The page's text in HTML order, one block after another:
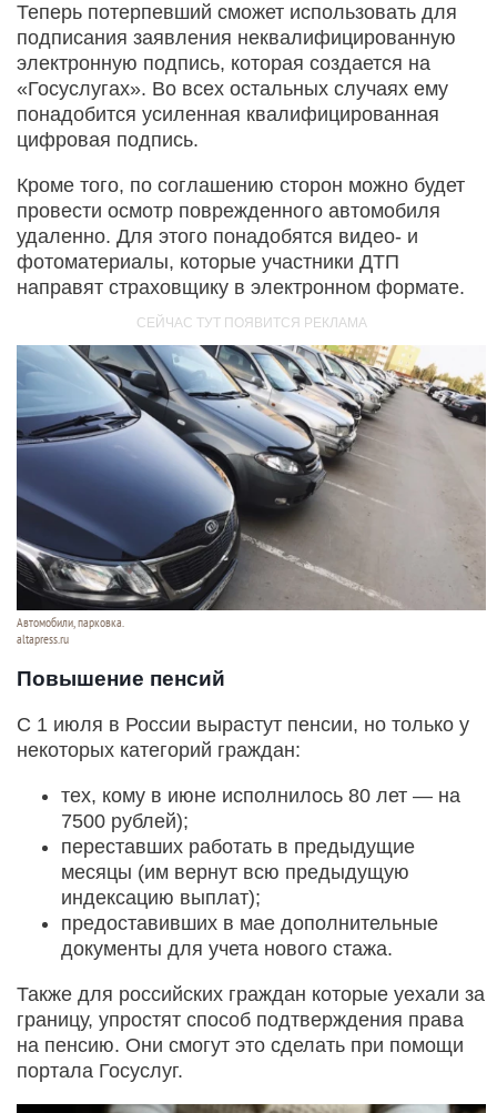
Теперь потерпевший сможет использовать для
подписания заявления неквалифицированную
электронную подпись, которая создается на
«Госуслугах». Во всех остальных случаях ему
понадобится усиленная квалифицированная
цифровая подпись.
Кроме того, по соглашению сторон можно будет
провести осмотр поврежденного автомобиля
удаленно. Для этого понадобятся видео- и
фотоматериалы, которые участники ДТП
направят страховщику в электронном формате.
Автомобили, парковка.
altapress.ru
Повышение пенсий
С 1 июля в России вырастут пенсии, но только у
некоторых категорий граждан:
тех, кому в июне исполнилось 80 лет — на
7500 рублей);
переставших работать в предыдущие
месяцы (им вернут всю предыдущую
индексацию выплат);
предоставивших в мае дополнительные
документы для учета нового стажа.
Также для российских граждан которые уехали за
границу, упростят способ подтверждения права
на пенсию. Они смогут это сделать при помощи
портала Госуслуг.